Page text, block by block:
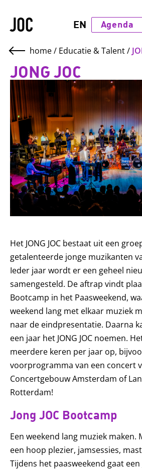
JOC EN Agenda
home/ Educatie & Talent/
JONG JOC
Het JONG JOC bestaat uit een
getalenteerde jonge muzikanten
Ieder jaar wordt er een geheel
samengesteld. De aftrap vindt
Bootcamp in het Paasweekend,
weekend lang met elkaar muziek
naar de eindpresentatie. Daarna
een jaar het JONG JOC noemen.
meerdere keren per jaar op,
voorprogramma van een concert
Concertgebouw Amsterdam of
Rotterdam!
Jong JOC Bootcamp
Een weekend lang muziek
een hoop plezier, jamsessies,
Tijdens het paasweekend gaat